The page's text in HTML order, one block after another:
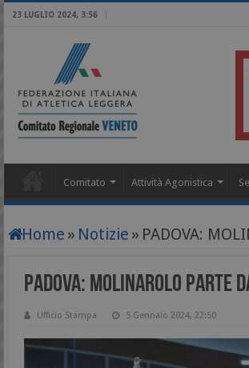
23 LUGLIO 2024, 3:56
Comitato Attività Agonistica
Home » Notizie » PADOVA:
PADOVA: MOLINAROLO
Ufficio Stampa 5 Gennaio 2024, 22:50